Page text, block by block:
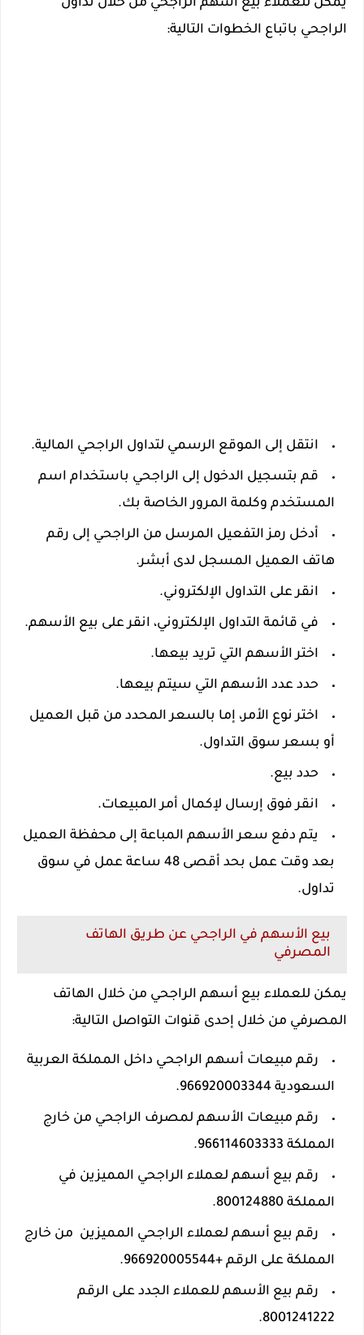
يمكن للعملاء بيع أسهم الراجحي من خلال تداول
الراجحي باتباع الخطوات التالية:
انتقل إلى الموقع الرسمي لتداول الراجحي المالية.
قم بتسجيل الدخول إلى الراجحي باستخدام اسم
المستخدم وكلمة المرور الخاصة بك.
أدخل رمز التفعيل المرسل من الراجحي إلى رقم
هاتف العميل المسجل لدى أبشر.
انقر على التداول الإلكتروني.
في قائمة التداول الإلكتروني، انقر على بيع الأسهم.
اختر الأسهم التي تريد بيعها.
حدد عدد الأسهم التي سيتم بيعها.
اختر نوع الأمر، إما بالسعر المحدد من قبل العميل
أو بسعر سوق التداول.
حدد بيع.
انقر فوق إرسال لإكمال أمر المبيعات.
يتم دفع سعر الأسهم المباعة إلى محفظة العميل
بعد وقت عمل بحد أقصى 48 ساعة عمل في سوق
تداول.
بيع الأسهم في الراجحي عن طريق الهاتف
المصرفي
يمكن للعملاء بيع أسهم الراجحي من خلال الهاتف
المصرفي من خلال إحدى قنوات التواصل التالية:
رقم مبيعات أسهم الراجحي داخل المملكة العربية
السعودية 966920003344.
رقم مبيعات الأسهم لمصرف الراجحي من خارج
المملكة 966114603333.
رقم بيع أسهم لعملاء الراجحي المميزين في
المملكة 800124880.
رقم بيع أسهم لعملاء الراجحي المميزين من خارج
المملكة على الرقم +966920005544.
رقم بيع الأسهم للعملاء الجدد على الرقم
8001241222.